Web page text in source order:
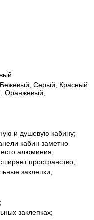
Серый, Красный
Оранжевый,
и душевую кабину;
кабин заметно
алюминия;
пространство;
заклепки;
заклепках;